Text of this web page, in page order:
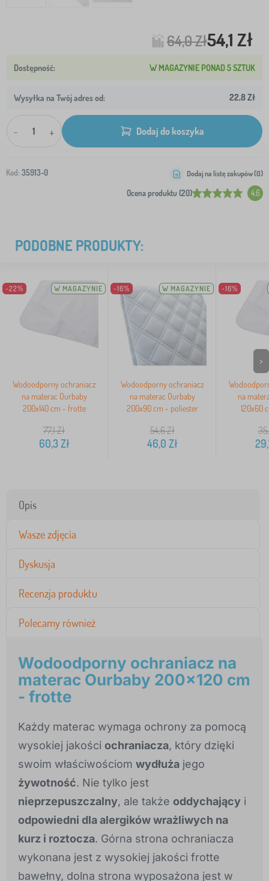
64,0 Zł54,1 Zł
W MAGAZYNIE PONAD 5 SZTUK
Wysyłka na Twój adres od: 22,8 Zł
- + Dodaj do koszyka
Kod: 35913-0
Ocena produktu (20) 4.6
Dodaj na listę zakupów (0)
PODOBNE PRODUKTY:
-22% W MAGAZYNIE
Wodoodporny ochraniacz
na materac Ourbaby
200x140 cm - frotte
77,1Zł
60,3Zł
-16% W MAGAZYNIE
Wodoodporny ochraniacz
na materac Ourbaby
200x90 cm - poliester
54,6Zł
46,0 Zł
-16%
na
120x60
>
Opis
Wasze zdjęcia
Dyskusja
Recenzja produktu
Polecamy również
Wodoodporny ochraniacz na
materac Ourbaby 200x120 cm
- frotte
Każdy materac wymaga ochrony za pomocą
wysokiej jakości ochraniacza, który dzięki
swoim właściwościom wydłuża jego
żywotność. Nie tylko jest
nieprzepuszczalny, ale także oddychający i
odpowiedni dla alergików wrażliwych na
kurz i roztocza. Górna strona ochraniacza
wykonana jest z wysokiej jakości frotte
bawełny, dolna strona wyposażona jest w